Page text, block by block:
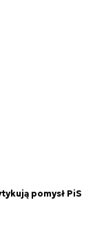
pomysł PiS